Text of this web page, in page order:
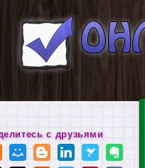
с друзьями